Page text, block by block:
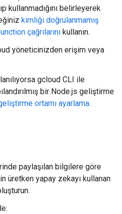
kullanmadığını belirleyerek
kimliği doğrulanmamış
çağrılarını kullanın.
yöneticinizden erişim veya
gcloud CLI ile
bir Node.js geliştirme
ortamı ayarlama.
paylaşılan bilgilere göre
üretken yapay zekayı kullanan